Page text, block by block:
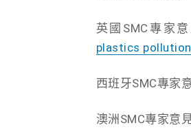
英國SMC專家
plastics
西班牙SMC專家
澳洲SMC專家意